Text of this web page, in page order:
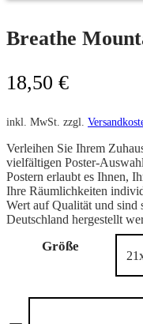
Breathe
18,50 €
inkl. MwSt. zzgl.
Verleihen Sie Ihrem
vielfältigen Poster-
Postern erlaubt es Ihnen,
Ihre Räumlichkeiten
Wert auf Qualität und sind
Deutschland hergestellt
Größe
Breathe